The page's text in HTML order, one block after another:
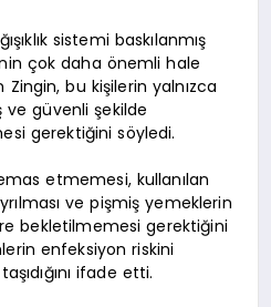
sistemi baskılanmış
çok daha önemli hale
bu kişilerin yalnızca
ve güvenli şekilde
gerektiğini söyledi.
etmemesi, kullanılan
ve pişmiş yemeklerin
bekletilmemesi gerektiğini
enfeksiyon riskini
ifade etti.